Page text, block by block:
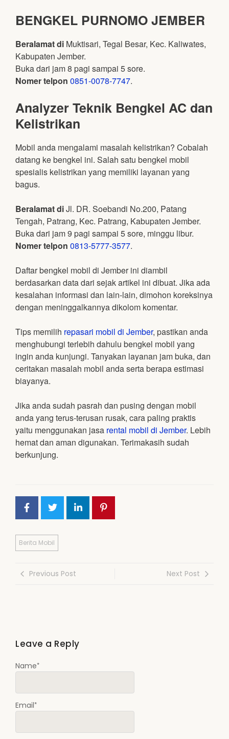
BENGKEL PURNOMO JEMBER
Beralamat di Muktisari, Tegal Besar, Kec. Kaliwates,
Kabupaten Jember.
Buka dari jam 8 pagi sampai 5 sore.
Nomer telpon 0851-0078-7747.
Analyzer Teknik Bengkel AC dan
Kelistrikan
Mobil anda mengalami masalah kelistrikan? Cobalah
datang ke bengkel ini. Salah satu bengkel mobil
spesialis kelistrikan yang memiliki layanan yang
bagus.
Beralamat diJl. DR. Soebandi No.200, Patang
Tengah, Patrang, Kec. Patrang, Kabupaten Jember.
Buka dari jam 9 pagi sampai 5 sore, minggu libur.
Nomer telpon 0813-5777-3577.
Daftar bengkel mobil di Jember ini diambil
berdasarkan data dari sejak artikel ini dibuat. Jika ada
kesalahan informasi dan lain-lain, dimohon koreksinya
dengan meninggalkannya dikolom komentar.
Tips memilih repasari mobil di Jember, pastikan anda
menghubungi terlebih dahulu bengkel mobil yang
ingin anda kunjungi. Tanyakan layanan jam buka, dan
ceritakan masalah mobil anda serta berapa estimasi
biayanya.
Jika anda sudah pasrah dan pusing dengan mobil
anda yang terus-terusan rusak, cara paling praktis
yaitu menggunakan jasa rental mobil di Jember. Lebih
hemat dan aman digunakan. Terimakasih sudah
berkunjung.
Berita Mobil
Previous Post Next Post
Leave a Reply
Name*
Email*